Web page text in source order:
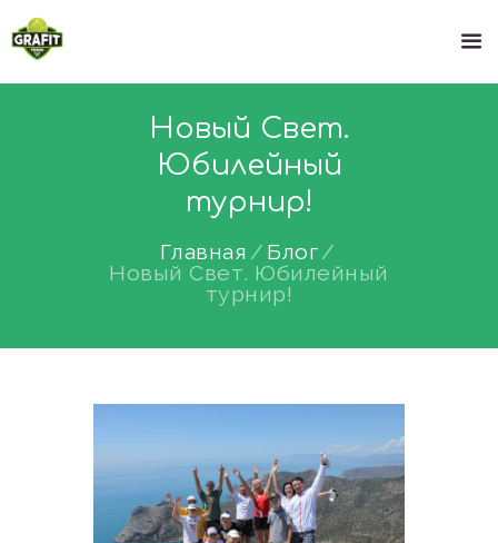
Новый Свет.
Юбилейный
турнир!
Главная
Блог
Новый Свет. Юбилейный
турнир!